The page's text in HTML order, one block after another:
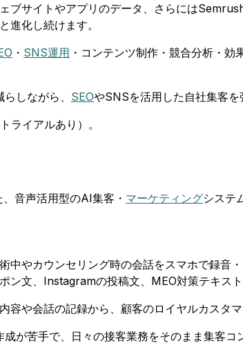
ェブサイトやアプリのデータ、さらには
進化し続けます。
・ SNS運用 ・コンテンツ制作・競合分析・
しながら、 SEOやSNSを活用した自社集客を
ライアルあり）。
音声活用型のAI集客・ マーケティングシステ
術中やカウンセリング時の会話をスマホで録
ン文、Instagramの投稿文、MEO対策テキス
容や会話の記録から、顧客のロイヤルカスタ
成が苦手で、日々の接客業務をそのまま集客コ